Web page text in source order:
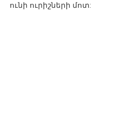
ունի ուրիշների մոտ: